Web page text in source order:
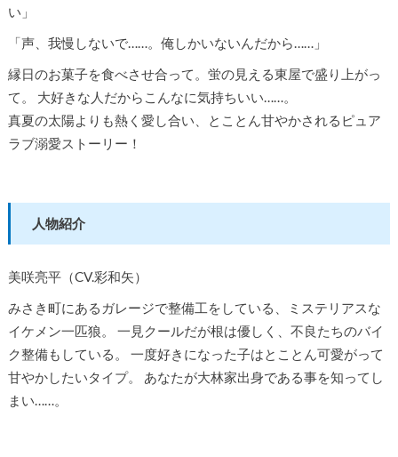
い」
「声、我慢しないで……。俺しかいないんだから……」
縁日のお菓子を食べさせ合って。蛍の見える東屋で盛り上がっ
て。 大好きな人だからこんなに気持ちいい……。
真夏の太陽よりも熱く愛し合い、とことん甘やかされるピュア
ラブ溺愛ストーリー！
人物紹介
美咲亮平（CV.彩和矢）
みさき町にあるガレージで整備工をしている、ミステリアスな
イケメン一匹狼。 一見クールだが根は優しく、不良たちのバイ
ク整備もしている。 一度好きになった子はとことん可愛がって
甘やかしたいタイプ。 あなたが大林家出身である事を知ってし
まい……。